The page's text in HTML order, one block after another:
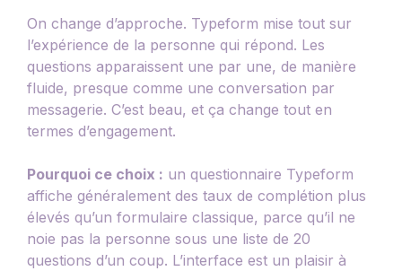
On change d’approche. Typeform mise tout sur
l’expérience de la personne qui répond. Les
questions apparaissent une par une, de manière
fluide, presque comme une conversation par
messagerie. C’est beau, et ça change tout en
termes d’engagement.
Pourquoi ce choix : un questionnaire Typeform
affiche généralement des taux de complétion plus
élevés qu’un formulaire classique, parce qu’il ne
noie pas la personne sous une liste de 20
questions d’un coup. L’interface est un plaisir à